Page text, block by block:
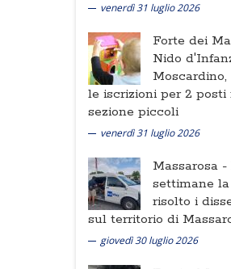
venerdì 31 luglio 2026
Forte dei
Nido
le iscrizioni per 2 posti
sezione piccoli
venerdì 31 luglio 2026
Massarosa -
settimane
risolto i
sul territorio di
giovedì 30 luglio 2026